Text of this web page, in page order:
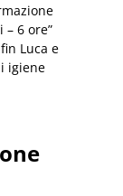
6 ore”
Luca e
igiene